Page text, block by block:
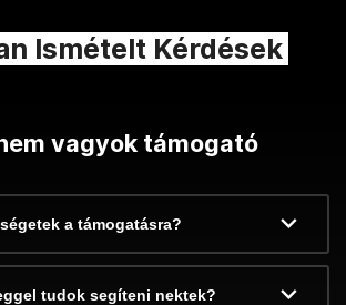
Ismételt Kérdések
vagyok támogató
a támogatásra?
tudok segíteni nektek?